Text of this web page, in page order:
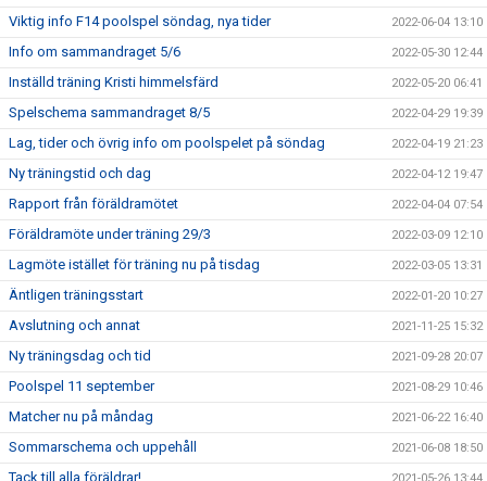
Viktig info F14 poolspel söndag, nya tider 2022-06-04 13:10
Info om sammandraget 5/6 2022-05-30 12:44
Inställd träning Kristi himmelsfärd 2022-05-20 06:41
Spelschema sammandraget 8/5 2022-04-29 19:39
Lag, tider och övrig info om poolspelet på söndag 2022-04-19 21:23
Ny träningstid och dag 2022-04-12 19:47
Rapport från föräldramötet 2022-04-04 07:54
Föräldramöte under träning 29/3 2022-03-09 12:10
Lagmöte istället för träning nu på tisdag 2022-03-05 13:31
Äntligen träningsstart 2022-01-20 10:27
Avslutning och annat 2021-11-25 15:32
Ny träningsdag och tid 2021-09-28 20:07
Poolspel 11 september 2021-08-29 10:46
Matcher nu på måndag 2021-06-22 16:40
Sommarschema och uppehåll 2021-06-08 18:50
Tack till alla föräldrar!